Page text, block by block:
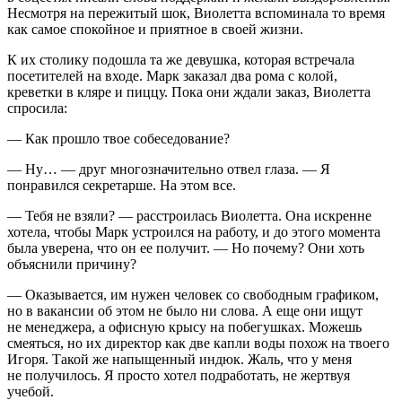
Несмотря на пережитый шок, Виолетта вспоминала то время
как самое спокойное и приятное в своей жизни.
К их столику подошла та же девушка, которая встречала
посетителей на входе. Марк заказал два рома с колой,
креветки в кляре и пиццу. Пока они ждали заказ, Виолетта
спросила:
— Как прошло твое собеседование?
— Ну… — друг многозначительно отвел глаза. — Я
понравился секретарше. На этом все.
— Тебя не взяли? — расстроилась Виолетта. Она искренне
хотела, чтобы Марк устроился на работу, и до этого момента
была уверена, что он ее получит. — Но почему? Они хоть
объяснили причину?
— Оказывается, им нужен человек со свободным графиком,
но в вакансии об этом не было ни слова. А еще они ищут
не менеджера, а офисную крысу на побегушках. Можешь
смеяться, но их директор как две капли воды похож на твоего
Игоря. Такой же напыщенный индюк. Жаль, что у меня
не получилось. Я просто хотел подработать, не жертвуя
учебой.